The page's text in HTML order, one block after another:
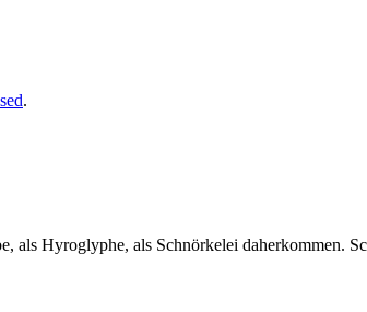
.
als Hyroglyphe, als Schnörkelei daherkommen.